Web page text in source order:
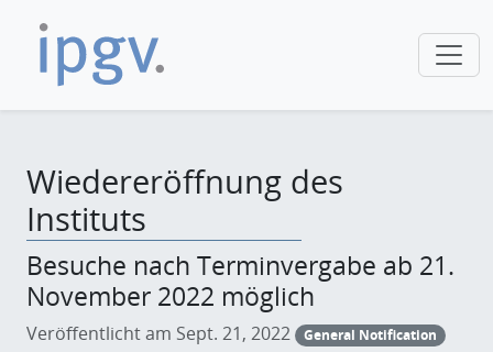
Wiedereröffnung des
Instituts
Besuche nach Terminvergabe ab 21.
November 2022 möglich
Veröffentlicht am Sept. 21, 2022 General Notification